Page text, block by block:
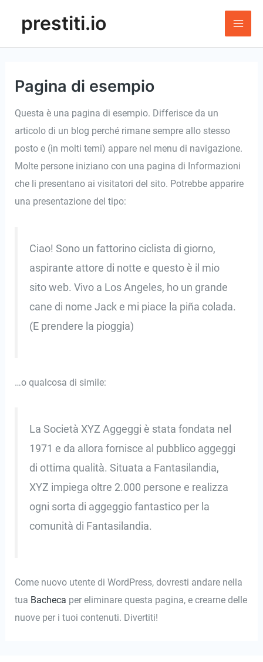
prestiti.io
Pagina di esempio
Questa è una pagina di esempio. Differisce da un
articolo di un blog perché rimane sempre allo stesso
posto e (in molti temi) appare nel menu di navigazione.
Molte persone iniziano con una pagina di Informazioni
che li presentano ai visitatori del sito. Potrebbe apparire
una presentazione del tipo:
Ciao! Sono un fattorino ciclista di giorno,
aspirante attore di notte e questo è il mio
sito web. Vivo a Los Angeles, ho un grande
cane di nome Jack e mi piace la piña colada.
(E prendere la pioggia)
…o qualcosa di simile:
La Società XYZ Aggeggi è stata fondata nel
1971 e da allora fornisce al pubblico aggeggi
di ottima qualità. Situata a Fantasilandia,
XYZ impiega oltre 2.000 persone e realizza
ogni sorta di aggeggio fantastico per la
comunità di Fantasilandia.
Come nuovo utente di WordPress, dovresti andare nella
tua Bacheca per eliminare questa pagina, e crearne delle
nuove per i tuoi contenuti. Divertiti!